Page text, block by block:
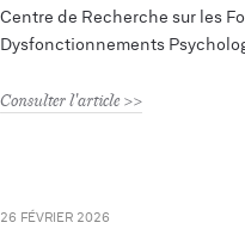
Centre de Recherche sur les
Dysfonctionnements
Consulter l'article
26 FÉVRIER 2026